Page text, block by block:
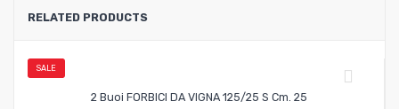
RELATED PRODUCTS
SALE
2 Buoi FORBICI DA VIGNA 125/25 S Cm. 25